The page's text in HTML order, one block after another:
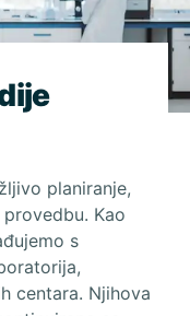
planiranje,
Kao
s
centara. Njihova